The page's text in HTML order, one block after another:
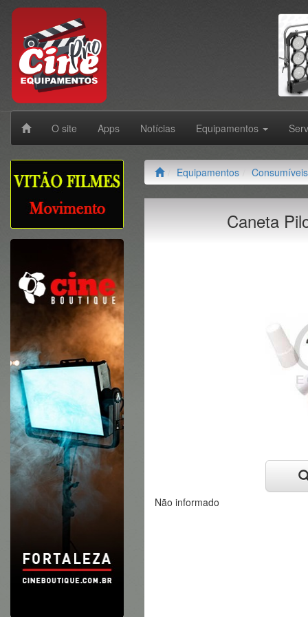
O site Apps Notícias Equipamentos
Equipamentos Consumíveis
Caneta
Não informado